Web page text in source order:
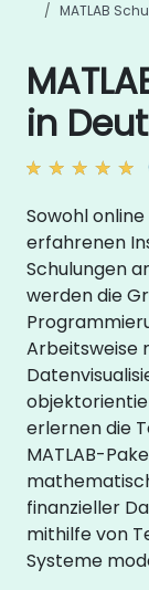
MATLAB
in
Sowohl
erfahrenen
Schulungen
werden die
Arbeitsweise
erlernen die
MATLAB-
finanzieller
mithilfe von
Systeme